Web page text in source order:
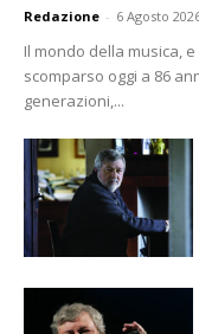
Redazione - 6 Agosto
Il mondo della musica,
scomparso oggi a 86
generazioni,...